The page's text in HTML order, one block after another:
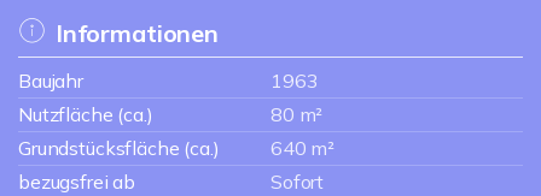
Informationen
Baujahr
1963
Nutzfläche (ca.)
80 m²
Grundstücksfläche (ca.)
640 m²
bezugsfrei ab
Sofort